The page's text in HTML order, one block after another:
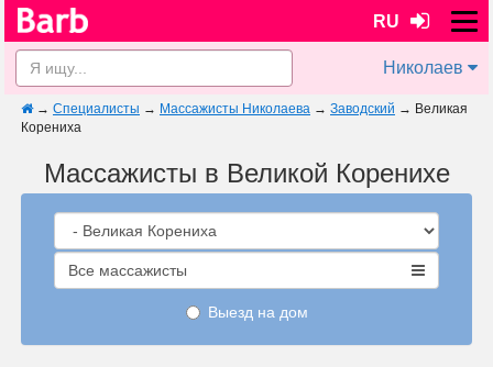
RU
Николаев
→ Специалисты → Массажисты Николаева → Заводский → Великая
Корениха
Массажисты в Великой Коренихе
Все массажисты
Выезд на дом